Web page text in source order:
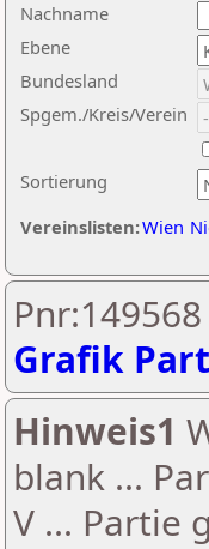
Nachname
Ebene
Sortierung
Bundesland
Spgem./Kreis/Verein
Vereinslisten:Wien
Grafik
Hinweis1
blank ...
V ... Partie